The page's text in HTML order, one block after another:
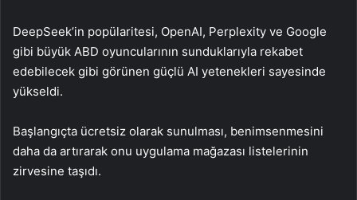
DeepSeek’in popülaritesi, OpenAI, Perplexity ve Google
gibi büyük ABD oyuncularının sunduklarıyla rekabet
edebilecek gibi görünen güçlü AI yetenekleri sayesinde
yükseldi.
Başlangıçta ücretsiz olarak sunulması, benimsenmesini
daha da artırarak onu uygulama mağazası listelerinin
zirvesine taşıdı.